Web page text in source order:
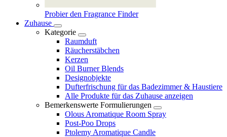
Probier den Fragrance Finder
Zuhause
Kategorie
Raumduft
Räucherstäbchen
Kerzen
Oil Burner Blends
Designobjekte
Dufterfrischung für das Badezimmer & Haustiere
Alle Produkte für das Zuhause anzeigen
Bemerkenswerte Formulierungen
Olous Aromatique Room Spray
Post-Poo Drops
Ptolemy Aromatique Candle